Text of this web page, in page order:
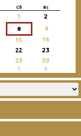
Сб Вс
1 2
8
9
15
16
22 23
29
30
5 6